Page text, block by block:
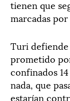
tienen que
marcadas
Turi defiende
prometido
confinados
nada, que
estarían